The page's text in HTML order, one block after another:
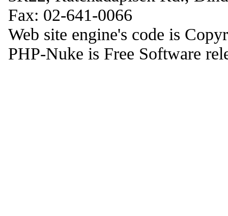
Fax: 02-641-0066
Web site engine's code is
PHP-Nuke is Free Software